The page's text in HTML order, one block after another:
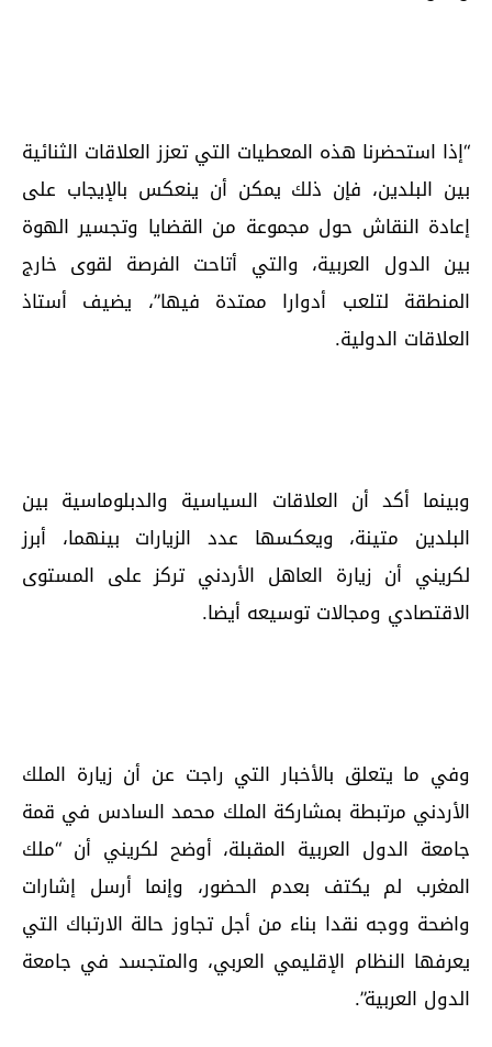
“إذا استحضرنا هذه المعطيات التي تعزز العلاقات الثنائية
بين البلدين، فإن ذلك يمكن أن ينعكس بالإيجاب على
إعادة النقاش حول مجموعة من القضايا وتجسير الهوة
بين الدول العربية، والتي أتاحت الفرصة لقوى خارج
المنطقة لتلعب أدوارا ممتدة فيها”، يضيف أستاذ
العلاقات الدولية.
وبينما أكد أن العلاقات السياسية والدبلوماسية بين
البلدين متينة، ويعكسها عدد الزيارات بينهما، أبرز
لكريني أن زيارة العاهل الأردني تركز على المستوى
الاقتصادي ومجالات توسيعه أيضا.
وفي ما يتعلق بالأخبار التي راجت عن أن زيارة الملك
الأردني مرتبطة بمشاركة الملك محمد السادس في قمة
جامعة الدول العربية المقبلة، أوضح لكريني أن “ملك
المغرب لم يكتف بعدم الحضور، وإنما أرسل إشارات
واضحة ووجه نقدا بناء من أجل تجاوز حالة الارتباك التي
يعرفها النظام الإقليمي العربي، والمتجسد في جامعة
الدول العربية”.